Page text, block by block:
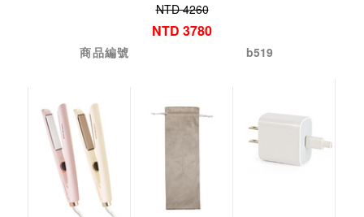
NTD 4260
NTD 3780
商品編號 b519